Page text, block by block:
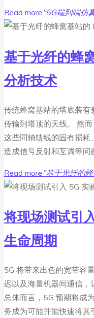
Read more "5G端到端仿
基于光纤的蜂
分析技术
传统蜂窝基站的塔底装有
传输到塔顶的天线。 然
这些同轴馈线的固有损
造成信号反射和互调等问
Read more "基于光纤的
将现场测试引
生命周期
5G 将带来出色的宽带容
迟以及海量机器间通信，
总体而言，5G 预期将成
务成为可能并能快速将